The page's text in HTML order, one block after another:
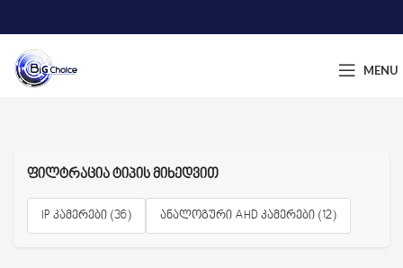
MENU
ფილტრაცია ტიპის მიხედვით
IP კამერები (36) ანალოგური AHD კამერები (12)